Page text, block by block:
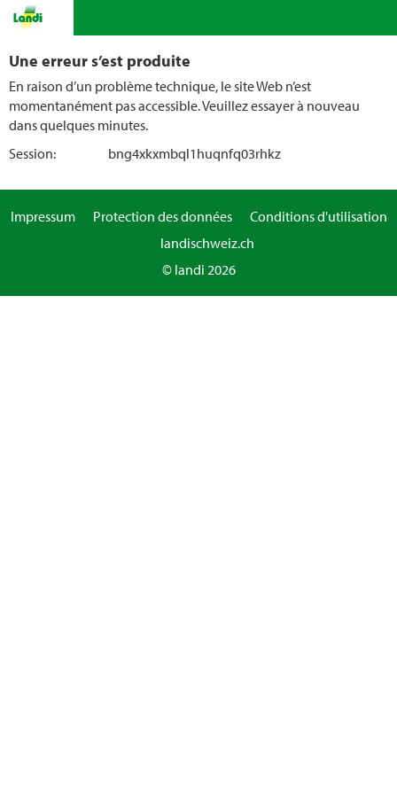
Une erreur s’est produite
En raison d’un problème technique, le site Web n’est
momentanément pas accessible. Veuillez essayer à nouveau
dans quelques minutes.
Session:
bng4xkxmbql1huqnfq03rhkz
Impressum Protection des données
Conditions d'utilisation
landischweiz.ch
© landi 2026